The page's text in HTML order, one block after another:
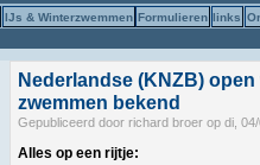
IJs & Winterzwemmen Formulieren links
Nederlandse (KNZB)
zwemmen bekend
Gepubliceerd door richard broerop di,
Alles op een rijtje: